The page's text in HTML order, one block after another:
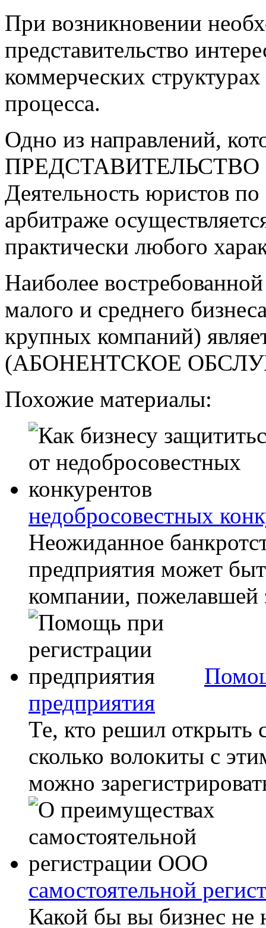
При возникновении
представительство
коммерческих
процесса.
Одно из направлений,
Деятельность юристов
арбитраже
практически любого
Наиболее
малого и среднего
крупных компаний)
(АБОНЕНТСКОЕ
Похожие материалы:
недобросовестных
Неожиданное
предприятия может
компании, пожелавшей
предприятия
Те, кто решил
сколько волокиты с
можно
самостоятельной
Какой бы вы бизнес не